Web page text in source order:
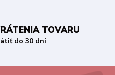
TOVARU
do 30 dní